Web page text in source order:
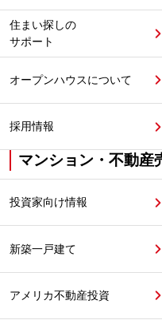
住まい探しの
サポート
オープンハウスについて
採用情報
マンション・不動産
投資家向け情報
新築一戸建て
アメリカ不動産投資